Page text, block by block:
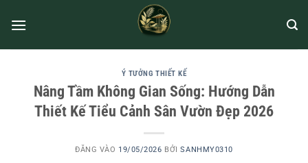
Ý TƯỞNG THIẾT KẾ
Nâng Tầm Không Gian Sống: Hướng Dẫn
Thiết Kế Tiểu Cảnh Sân Vườn Đẹp 2026
ĐĂNG VÀO 19/05/2026 BỞISANHMY0310